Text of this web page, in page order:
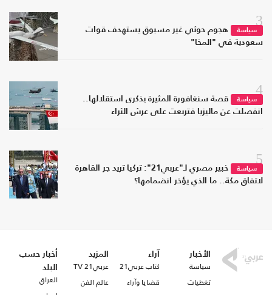
3
سياسة
هجوم حوثي غير مسبوق يستهدف قوات
سعودية في "المخا"
4
سياسة
قصة سنغافورة المثيرة بذكرى استقلالها..
انفصلت عن ماليزيا فتربعت على عرش الثراء
5
سياسة
خبير مصري لـ"عربي21": تركيا تريد جر القاهرة
لاتفاق مكة.. ما الذي يؤخر انضمامها؟
الأخبار
سياسة
تغطيات
آراء
كتاب عربي21
قضايا وآراء
المزيد
عربي21 TV
عالم الفن
أخبار حسب
البلد
العراق